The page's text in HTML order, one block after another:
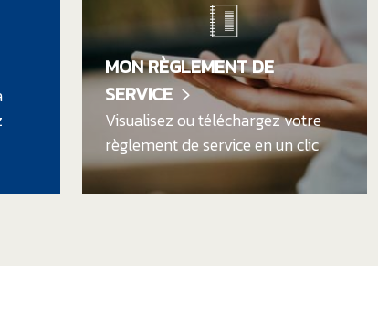
MON RÈGLEMENT DE
SERVICE
Visualisez ou téléchargez votre
règlement de service en un clic